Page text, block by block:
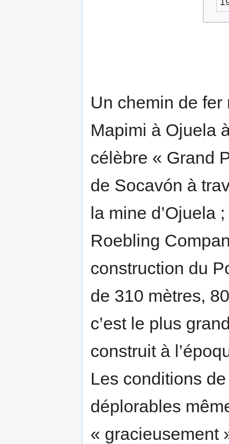
Un chemin de
Mapimi à Ojuela
célèbre « Grand
de Socavón à
la mine d’Ojuela
Roebling
construction du
de 310 mètres,
c’est le plus
construit à
Les conditions
déplorables
« gracieusement